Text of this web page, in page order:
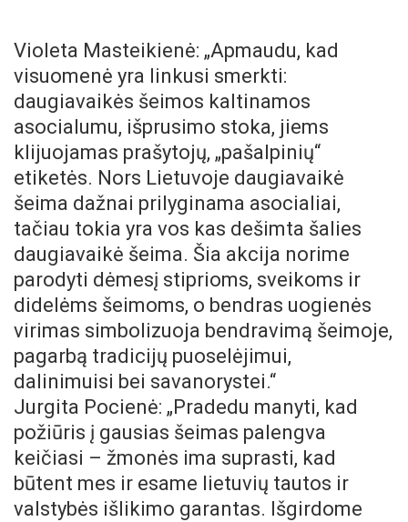
Violeta Masteikienė: „Apmaudu, kad
visuomenė yra linkusi smerkti:
daugiavaikės šeimos kaltinamos
asocialumu, išprusimo stoka, jiems
klijuojamas prašytojų, „pašalpinių“
etiketės. Nors Lietuvoje daugiavaikė
šeima dažnai prilyginama asocialiai,
tačiau tokia yra vos kas dešimta šalies
daugiavaikė šeima. Šia akcija norime
parodyti dėmesį stiprioms, sveikoms ir
didelėms šeimoms, o bendras uogienės
virimas simbolizuoja bendravimą šeimoje,
pagarbą tradicijų puoselėjimui,
dalinimuisi bei savanorystei.“
Jurgita Pocienė: „Pradedu manyti, kad
požiūris į gausias šeimas palengva
keičiasi – žmonės ima suprasti, kad
būtent mes ir esame lietuvių tautos ir
valstybės išlikimo garantas. Išgirdome